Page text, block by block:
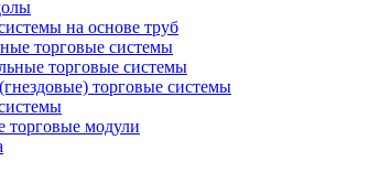
на основе труб
торговые системы
торговые системы
торговые системы
торговые модули